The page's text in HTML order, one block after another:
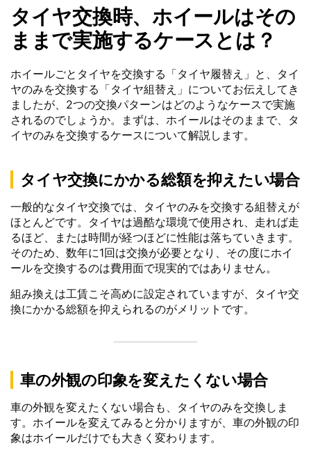
タイヤ交換時、ホイールはその
ままで実施するケースとは？
ホイールごとタイヤを交換する「タイヤ履替え」と、タイ
ヤのみを交換する「タイヤ組替え」についてお伝えしてき
ましたが、2つの交換パターンはどのようなケースで実施
されるのでしょうか。まずは、ホイールはそのままで、タ
イヤのみを交換するケースについて解説します。
タイヤ交換にかかる総額を抑えたい場合
一般的なタイヤ交換では、タイヤのみを交換する組替えが
ほとんどです。タイヤは過酷な環境で使用され、走れば走
るほど、または時間が経つほどに性能は落ちていきます。
そのため、数年に1回は交換が必要となり、その度にホイ
ールを交換するのは費用面で現実的ではありません。
組み換えは工賃こそ高めに設定されていますが、タイヤ交
換にかかる総額を抑えられるのがメリットです。
車の外観の印象を変えたくない場合
車の外観を変えたくない場合も、タイヤのみを交換しま
す。ホイールを変えてみると分かりますが、車の外観の印
象はホイールだけでも大きく変わります。